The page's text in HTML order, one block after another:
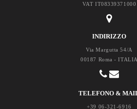
INDIRIZZO
Via Margutta 54/A
00187 Roma - ITALIA
VAT IT08339371000
TELEFONO &
+39 06-321-6916